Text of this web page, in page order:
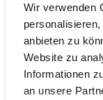
Wir verwenden
anbieten zu
Website zu
Informationen
an unsere
wären die
Verzicht
Druck